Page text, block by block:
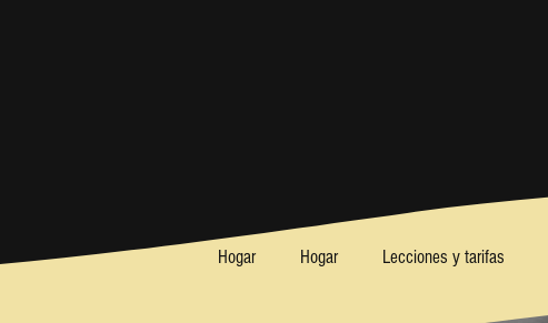
Hogar Hogar Lecciones y tarifas